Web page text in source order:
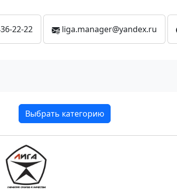
22-22 liga.manager@yandex.ru
Выбрать категорию